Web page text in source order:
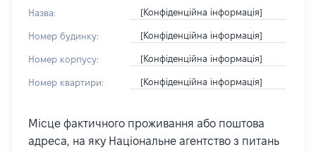
Назва: [Конфіденційна інформація]
Номер будинку: [Конфіденційна інформація]
Номер корпусу: [Конфіденційна інформація]
Номер квартири: [Конфіденційна інформація]
Місце фактичного проживання або поштова
адреса, на яку Національне агентство з питань